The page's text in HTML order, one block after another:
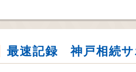
最速記録 神戸相続